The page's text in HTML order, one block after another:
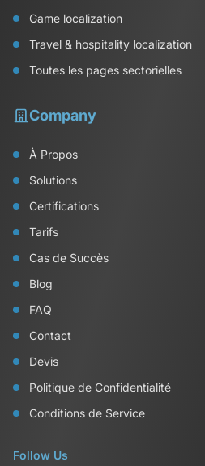
Game localization
Travel & hospitality localization
Toutes les pages sectorielles
Company
À Propos
Solutions
Certifications
Tarifs
Cas de Succès
Blog
FAQ
Contact
Devis
Politique de Confidentialité
Conditions de Service
Follow Us